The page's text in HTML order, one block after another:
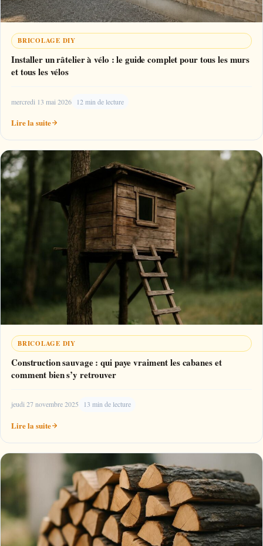
BRICOLAGE DIY
Installer un râtelier à vélo : le guide complet pour tous les murs
et tous les vélos
mercredi 13 mai 2026 12 min de lecture
Lire la suite
BRICOLAGE DIY
Construction sauvage : qui paye vraiment les cabanes et
comment bien s’y retrouver
jeudi 27 novembre 2025 13 min de lecture
Lire la suite